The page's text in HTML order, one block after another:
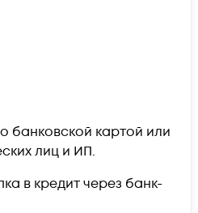
банковской картой или
лиц и ИП.
в кредит через банк-